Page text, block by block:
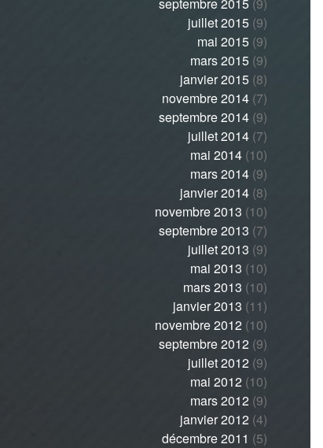
juillet 2015(9)
mai 2015(9)
mars 2015(9)
janvier 2015(8)
novembre 2014(7)
septembre 2014(9)
juillet 2014(7)
mai 2014(10)
mars 2014(9)
janvier 2014(8)
novembre 2013 (10)
septembre 2013 (7)
juillet 2013 (9)
mai 2013 (10)
mars 2013 (10)
janvier 2013 (11)
novembre 2012 (10)
septembre 2012(9)
juillet 2012(9)
mai 2012(10)
mars 2012(9)
janvier 2012(4)
décembre 2011 (5)